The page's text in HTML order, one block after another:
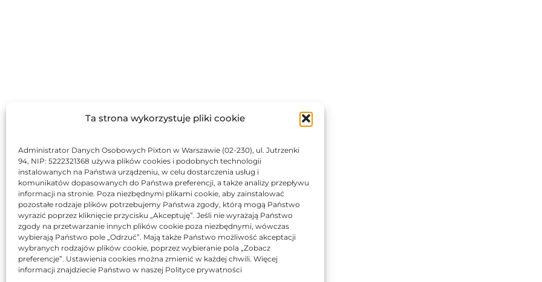
Ta strona wykorzystuje pliki cookie
Administrator Danych Osobowych Pixton w Warszawie (02-230), ul. Jutrzenki
94, NIP: 5222321368 używa plików cookies i podobnych technologii
instalowanych na Państwa urządzeniu, w celu dostarczenia usług i
komunikatów dopasowanych do Państwa preferencji, a także analizy przepływu
informacji na stronie. Poza niezbędnymi plikami cookie, aby zainstalować
pozostałe rodzaje plików potrzebujemy Państwa zgody, którą mogą Państwo
wyrazić poprzez kliknięcie przycisku „Akceptuję”. Jeśli nie wyrażają Państwo
zgody na przetwarzanie innych plików cookie poza niezbędnymi, wówczas
wybierają Państwo pole „Odrzuć”. Mają także Państwo możliwość akceptacji
wybranych rodzajów plików cookie, poprzez wybieranie pola „Zobacz
preferencje”. Ustawienia cookies można zmienić w każdej chwili. Więcej
informacji znajdziecie Państwo w naszej Polityce prywatności